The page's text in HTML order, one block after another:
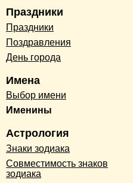
Праздники
Праздники
Поздравления
День города
Имена
Выбор имени
Именины
Астрология
Знаки зодиака
Совместимость знаков
зодиака